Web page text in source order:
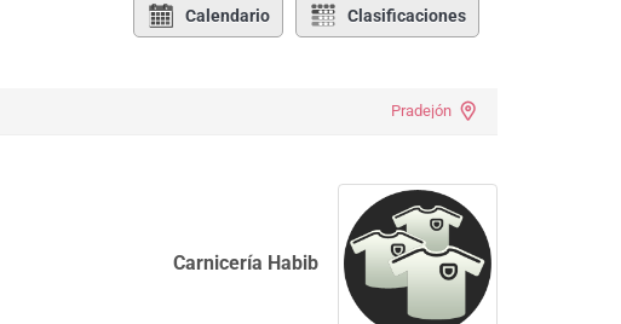
Calendario Clasificaciones
Pradejón
Carnicería Habib